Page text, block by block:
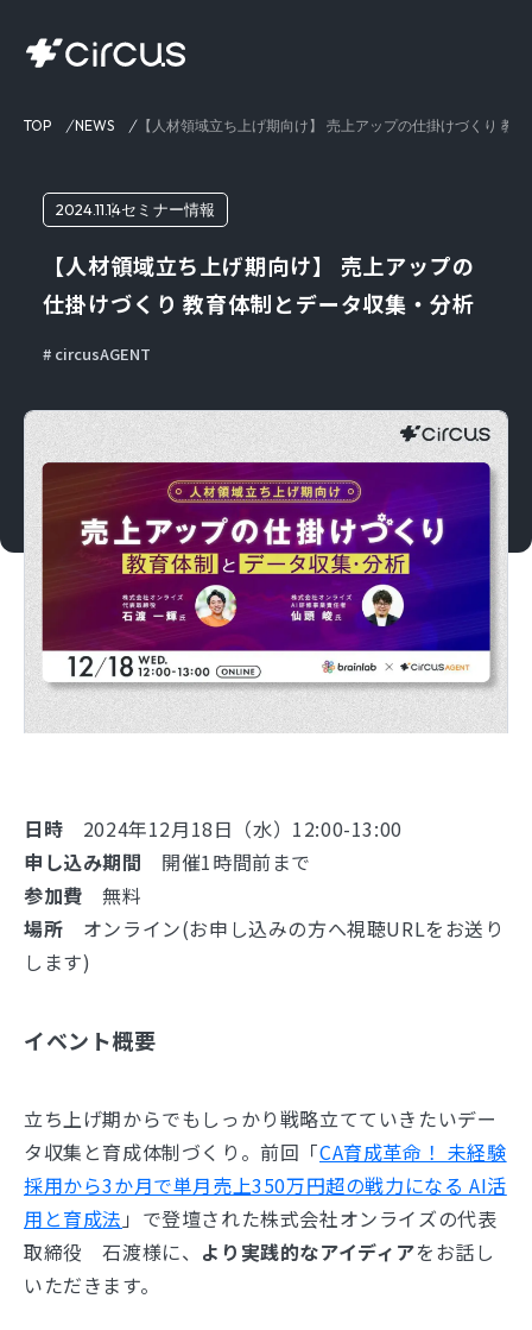
TOP NEWS 【人材領域立ち上げ期向け】 売上アップの仕掛けづくり 教
2024.11.14セミナー情報
【人材領域立ち上げ期向け】 売上アップの
仕掛けづくり 教育体制とデータ収集・分析
circusAGENT
日時 2024年12月18日（水）12:00-13:00
申し込み期間 開催1時間前まで
参加費無料
場所 オンライン(お申し込みの方へ視聴URLをお送り
します)
イベント概要
立ち上げ期からでもしっかり戦略立てていきたいデー
タ収集と育成体制づくり。前回「CA育成革命！ 未経験
採用から3か月で単月売上350万円超の戦力になる AI活
用と育成法 」で登壇された株式会社オンライズの代表
取締役 石渡様に、 より実践的なアイディアをお話し
いただきます。